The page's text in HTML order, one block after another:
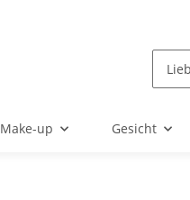
Make-up Gesicht